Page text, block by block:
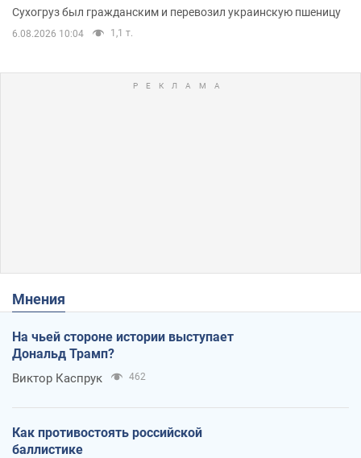
Сухогруз был гражданским и перевозил украинскую пшеницу
6.08.2026 10:04 1,1 т.
Мнения
На чьей стороне истории выступает
Дональд Трамп?
Виктор Каспрук 462
Как противостоять российской
баллистике